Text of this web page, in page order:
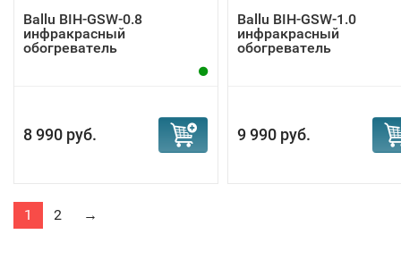
Ballu BIH-GSW-0.8
инфракрасный
обогреватель
8 990 руб.
Ballu BIH-GSW-1.0
инфракрасный
обогреватель
9 990 руб.
1 2 →